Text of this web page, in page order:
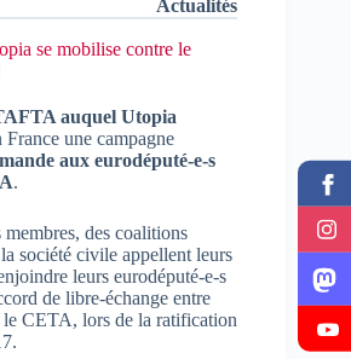
Actualités
se mobilise contre le
auquel Utopia
France une campagne
aux eurodéputé-e-s
.
des coalitions
société civile appellent leurs
leurs eurodéputé-e-s
de libre-échange entre
le CETA, lors de la ratification